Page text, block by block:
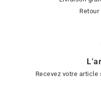
Recevez votre article